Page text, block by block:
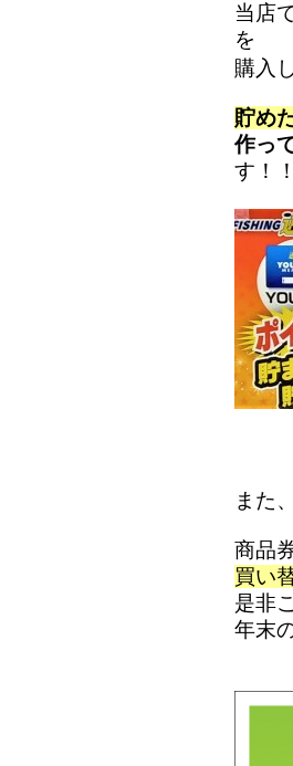
当店
を
購入
貯め
作っ
す！！
また、
商品
買い
是非
年末